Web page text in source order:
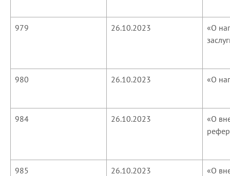
979 26.10.2023
«О
980 26.10.2023 «О
984 26.10.2023
«О
985 26.10.2023
«О